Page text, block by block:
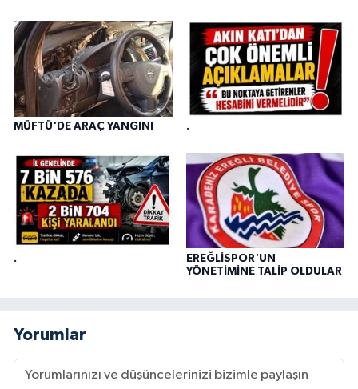
MÜFTÜ'DE ARAÇ YANGINI .
.
EREĞLİSPOR'UN
YÖNETİMİNE TALİP OLDULAR
Yorumlar